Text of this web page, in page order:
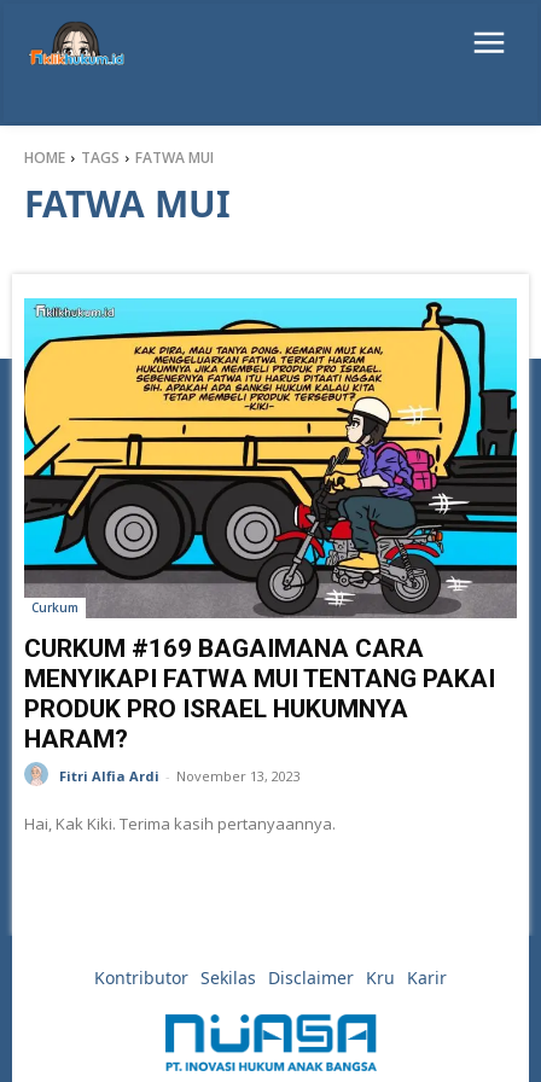
HOME TAGS FATWA MUI
FATWA MUI
Curkum
CURKUM #169 BAGAIMANA CARA
MENYIKAPI FATWA MUI TENTANG PAKAI
PRODUK PRO ISRAEL HUKUMNYA
HARAM?
Fitri Alfia Ardi - November 13, 2023
Hai, Kak Kiki. Terima kasih pertanyaannya.
Kontributor Sekilas Disclaimer Kru Karir